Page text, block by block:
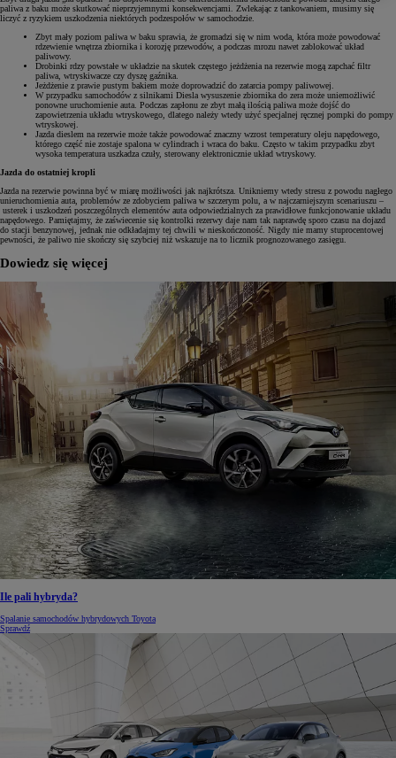
paliwa z baku może skutkować nieprzyjemnymi konsekwencjami. Zwlekając z tankowaniem, musimy się
liczyć z ryzykiem uszkodzenia niektórych podzespołów w samochodzie.
Zbyt mały poziom paliwa w baku sprawia, że gromadzi się w nim woda, która może powodować
rdzewienie wnętrza zbiornika i korozję przewodów, a podczas mrozu nawet zablokować układ
paliwowy.
Drobinki rdzy powstałe w układzie na skutek częstego jeżdżenia na rezerwie mogą zapchać filtr
paliwa, wtryskiwacze czy dyszę gaźnika.
Jeżdżenie z prawie pustym bakiem może doprowadzić do zatarcia pompy paliwowej.
W przypadku samochodów z silnikami Diesla wysuszenie zbiornika do zera może uniemożliwić
ponowne uruchomienie auta. Podczas zapłonu ze zbyt małą ilością paliwa może dojść do
zapowietrzenia układu wtryskowego, dlatego należy wtedy użyć specjalnej ręcznej pompki do pompy
wtryskowej.
Jazda dieslem na rezerwie może także powodować znaczny wzrost temperatury oleju napędowego,
którego część nie zostaje spalona w cylindrach i wraca do baku. Często w takim przypadku zbyt
wysoka temperatura uszkadza czuły, sterowany elektronicznie układ wtryskowy.
Jazda do ostatniej kropli
Jazda na rezerwie powinna być w miarę możliwości jak najkrótsza. Unikniemy wtedy stresu z powodu nagłego
unieruchomienia auta, problemów ze zdobyciem paliwa w szczerym polu, a w najczarniejszym scenariuszu –
usterek i uszkodzeń poszczególnych elementów auta odpowiedzialnych za prawidłowe funkcjonowanie układu
napędowego. Pamiętajmy, że zaświecenie się kontrolki rezerwy daje nam tak naprawdę sporo czasu na dojazd
do stacji benzynowej, jednak nie odkładajmy tej chwili w nieskończoność. Nigdy nie mamy stuprocentowej
pewności, że paliwo nie skończy się szybciej niż wskazuje na to licznik prognozowanego zasięgu.
Dowiedz się więcej
Ile pali hybryda?
Spalanie samochodów hybrydowych Toyota
Sprawdź